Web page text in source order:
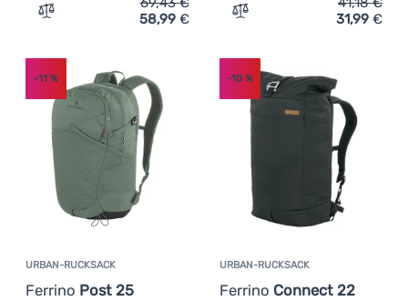
Registrieren
Zum Vergleich 'Rucksack Thule Lithos 16 L' hinzufügen
58,99 € Zum Vergleich 'Laptop-
31,99 €
URBAN-RUCKSACK
Ferrino Post 25
-11 %
URBAN-RUCKSACK
Ferrino Connect 22
-10%